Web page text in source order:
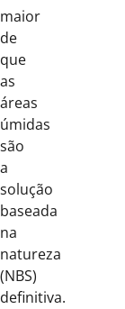
maior
de
que
as
áreas
úmidas
são
a
solução
baseada
na
natureza
(NBS)
definitiva.